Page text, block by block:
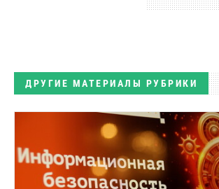
ДРУГИЕ МАТЕРИАЛЫ РУБРИКИ